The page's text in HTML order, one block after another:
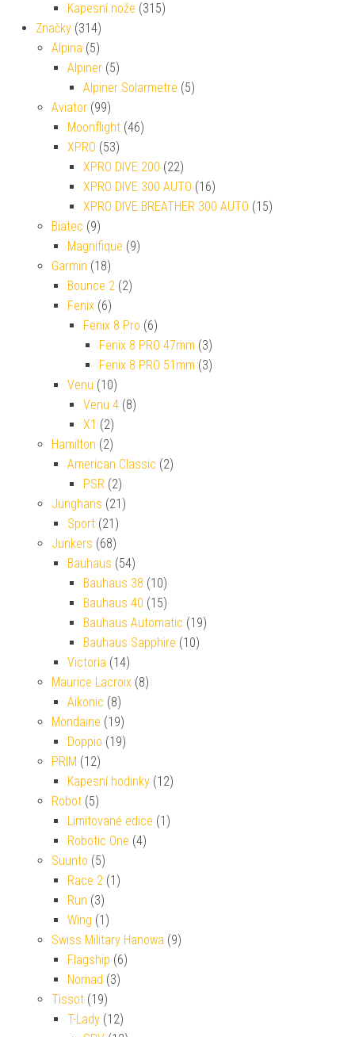
Kapesní nože (315)
Značky (314)
Alpina (5)
Alpiner (5)
Alpiner Solarmetre (5)
Aviator (99)
Moonflight (46)
XPRO (53)
XPRO DIVE 200 (22)
XPRO DIVE 300 AUTO (16)
XPRO DIVE BREATHER 300 AUTO (15)
Biatec (9)
Magnifique (9)
Garmin (18)
Bounce 2 (2)
Fenix (6)
Fenix 8 Pro (6)
Fenix 8 PRO 47mm (3)
Fenix 8 PRO 51mm (3)
Venu (10)
Venu 4 (8)
X1 (2)
Hamilton (2)
American Classic (2)
PSR (2)
Junghans (21)
Sport (21)
Junkers (68)
Bauhaus (54)
Bauhaus 38 (10)
Bauhaus 40 (15)
Bauhaus Automatic (19)
Bauhaus Sapphire (10)
Victoria (14)
Maurice Lacroix (8)
Aikonic (8)
Mondaine (19)
Doppio (19)
PRIM (12)
Kapesní hodinky (12)
Robot (5)
Limitované edice (1)
Robotic One (4)
Suunto (5)
Race 2 (1)
Run (3)
Wing (1)
Swiss Military Hanowa (9)
Flagship (6)
Nomad (3)
Tissot (19)
T-Lady (12)